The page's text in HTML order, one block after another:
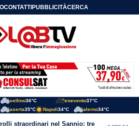
CONTATTIPUBBLICITÀCERCA
Avellino36°C Benevento37°C
Caserta35°C Napoli34°C Salerno34°C
straordinari nel Sannio: tre